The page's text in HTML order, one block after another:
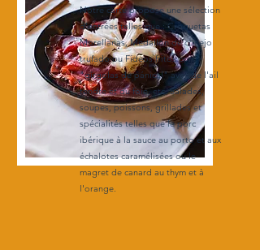
Notre carte propose une sélection
d'entrées telles que : Croquetas
Morellanas, Medallón de conejo
trufado ou Fideos fritos con
"gírgolas de pánical" avec de l'ail
tendre et du foie, etc. Salades,
soupes, poissons, grillades et
spécialités telles que le porc
ibérique à la sauce au porto et aux
échalotes caramélisées ou le
magret de canard au thym et à
l'orange.